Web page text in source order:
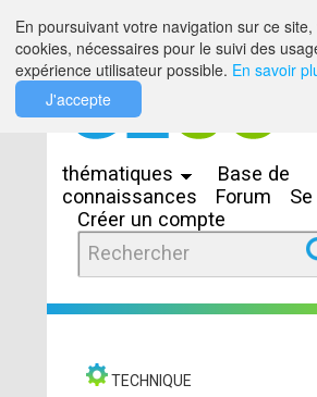
thématiques
Base de
connaissances
Forum
Créer un compte
TECHNIQUE
En poursuivant votre navigation sur ce
cookies, nécessaires pour le suivi des
expérience utilisateur possible. En savoir
J'accepte